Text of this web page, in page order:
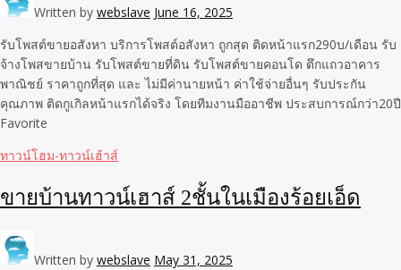
Written by webslave June 16, 2025
รับโพสต์ขายอสังหา บริการโพสต์อสังหา ถูกสุด ติดหน้าแรก290บ/เดือน รับ
จ้างโพสขายบ้าน รับโพสต์ขายที่ดิน รับโพสต์ขายคอนโด ตึกแถวอาคาร
พาณิชย์ ราคาถูกที่สุด และ ไม่มีค่านายหน้า ค่าใช้จ่ายอื่นๆ รับประกัน
คุณภาพ ติดกูเกิลหน้าแรกได้จริง โดยทีมงานมืออาชีพ ประสบการณ์กว่า20ปี
Favorite
ทาวน์โฮม-ทาวน์เฮ้าส์
ขายบ้านทาวน์เฮาส์ 2ชั้นในเมืองร้อยเอ็ด
Written by webslave May 31, 2025